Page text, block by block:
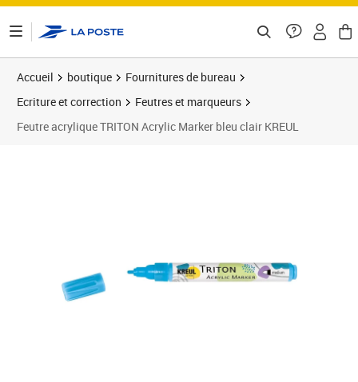
Accueil boutique
Fournitures de bureau
Ecriture et correction
Feutres et marqueurs
Feutre acrylique TRITON Acrylic Marker bleu clair KREUL